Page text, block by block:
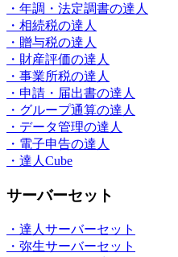
・年調・法定調書の達人
・相続税の達人
・贈与税の達人
・財産評価の達人
・事業所税の達人
・申請・届出書の達人
・グループ通算の達人
・データ管理の達人
・電子申告の達人
・達人Cube
サーバーセット
・達人サーバーセット
・弥生サーバーセット